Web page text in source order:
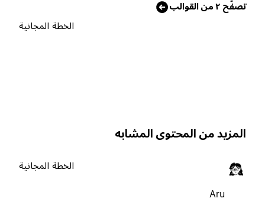
٢ من القوالب
الخطة المجانية
من المحتوى المشابه
الخطة المجانية